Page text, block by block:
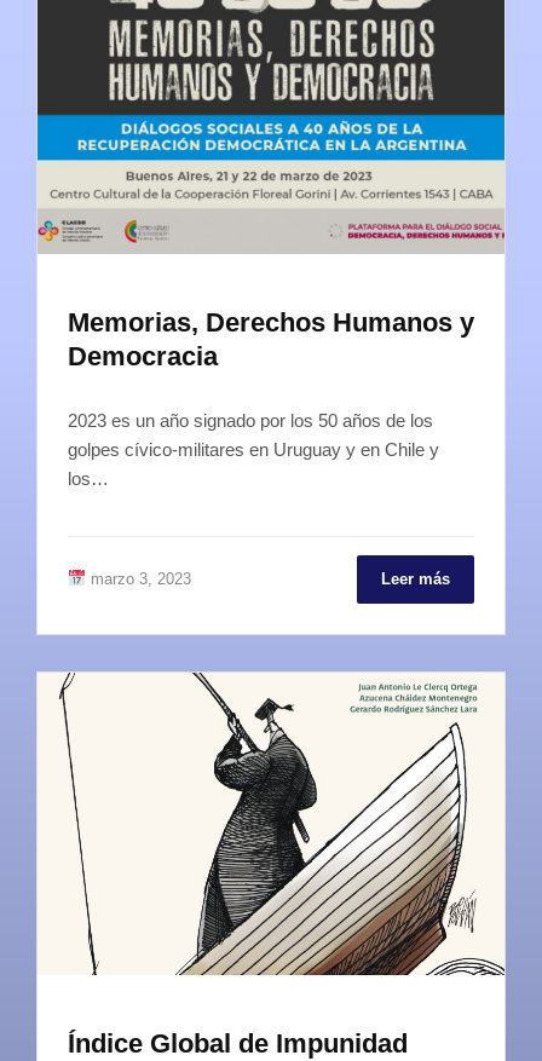
Memorias, Derechos Humanos y
Democracia
2023 es un año signado por los 50 años de los
golpes cívico-militares en Uruguay y en Chile y
los…
marzo 3, 2023 Leer más
Índice Global de Impunidad